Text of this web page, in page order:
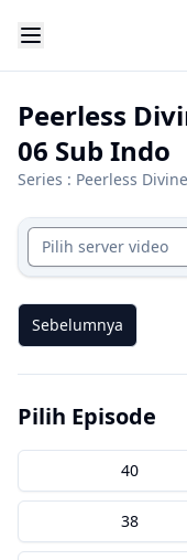
Peerless
06 Sub Indo
Series : Peerless
Pilih server video
Sebelumnya
Pilih Episode
40
38